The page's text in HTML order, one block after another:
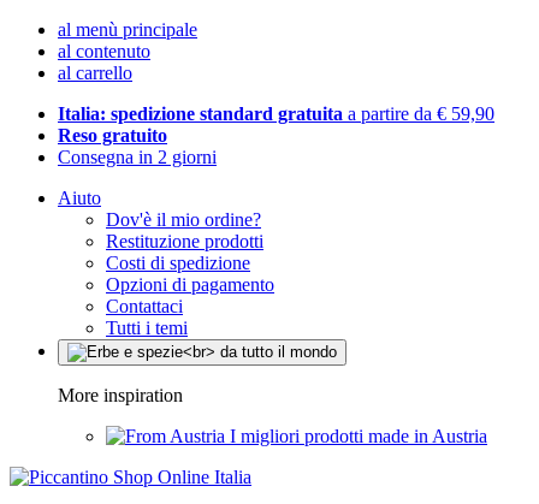
al menù principale
al contenuto
al carrello
Italia: spedizione standard gratuita a partire da € 59,90
Reso gratuito
Consegna in 2 giorni
Aiuto
Dov'è il mio ordine?
Restituzione prodotti
Costi di spedizione
Opzioni di pagamento
Contattaci
Tutti i temi
More inspiration
I migliori prodotti made in Austria